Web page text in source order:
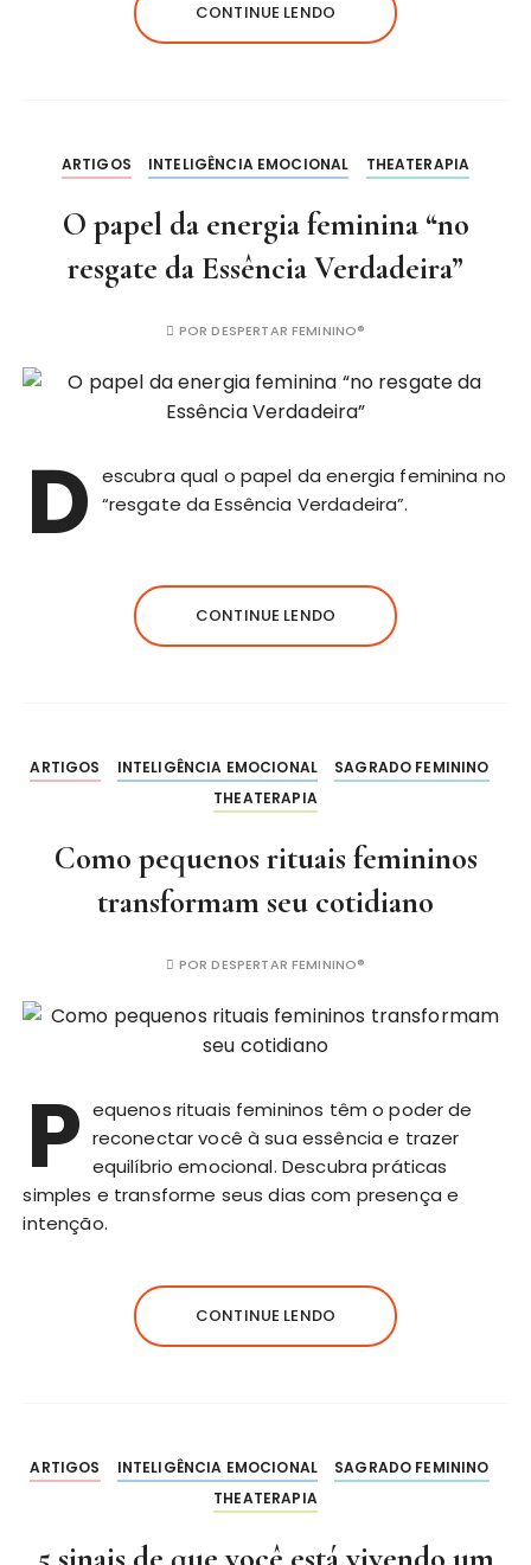
CONTINUE LENDO
ARTIGOS INTELIGÊNCIA EMOCIONAL THEATERAPIA
O papel da energia feminina “no
resgate da Essência Verdadeira”
PORDESPERTAR FEMININO®
D escubra qual o papel da energia feminina no
“resgate da Essência Verdadeira”.
CONTINUE LENDO
ARTIGOS INTELIGÊNCIA EMOCIONAL
SAGRADO FEMININO
THEATERAPIA
Como pequenos rituais femininos
transformam seu cotidiano
PORDESPERTAR FEMININO®
P equenos rituais femininos têm o poder de
reconectar você à sua essência e trazer
equilíbrio emocional. Descubra práticas
simples e transforme seus dias com presença e
intenção.
CONTINUE LENDO
ARTIGOS INTELIGÊNCIA EMOCIONAL
SAGRADO FEMININO
THEATERAPIA